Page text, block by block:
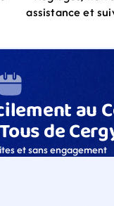
assistance et
au
de
et sans engagement